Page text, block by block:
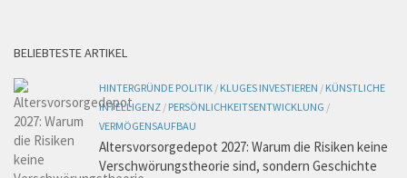
BELIEBTESTE ARTIKEL
HINTERGRÜNDE POLITIK / KLUGES INVESTIEREN / KÜNSTLICHE
INTELLIGENZ / PERSÖNLICHKEITSENTWICKLUNG /
VERMÖGENSAUFBAU
Altersvorsorgedepot 2027: Warum die Risiken keine
Verschwörungstheorie sind, sondern Geschichte